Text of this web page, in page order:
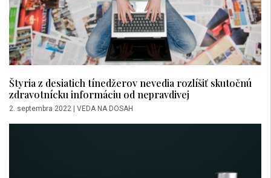
Štyria z desiatich tínedžerov nevedia rozlíšiť skutočnú
zdravotnícku informáciu od nepravdivej
2. septembra 2022 VEDA NA DOSAH